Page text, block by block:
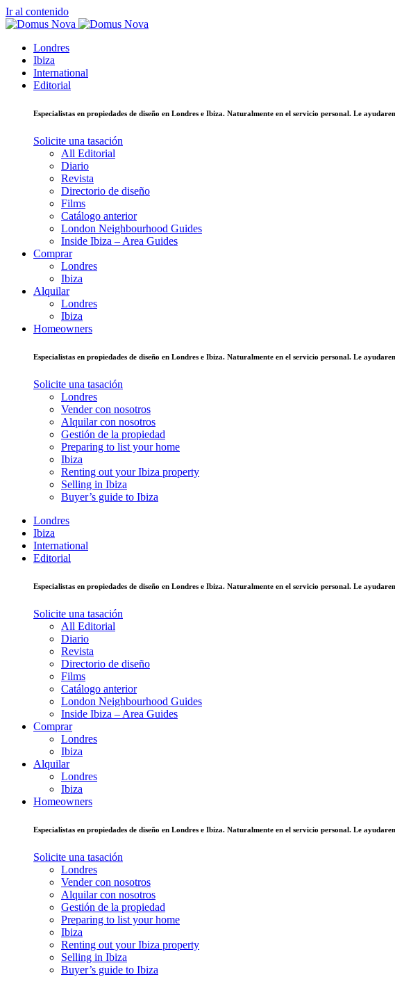
Ir al contenido
Londres
Ibiza
International
Editorial
Especialistas en propiedades de diseño en Londres e Ibiza. Naturalmente en el servicio personal. Le
Solicite una tasación
All Editorial
Diario
Revista
Directorio de diseño
Films
Catálogo anterior
London Neighbourhood Guides
Inside Ibiza – Area Guides
Comprar
Londres
Ibiza
Alquilar
Londres
Ibiza
Homeowners
Especialistas en propiedades de diseño en Londres e Ibiza. Naturalmente en el servicio personal. Le
Solicite una tasación
Londres
Vender con nosotros
Alquilar con nosotros
Gestión de la propiedad
Preparing to list your home
Ibiza
Renting out your Ibiza property
Selling in Ibiza
Buyer’s guide to Ibiza
Londres
Ibiza
International
Editorial
Especialistas en propiedades de diseño en Londres e Ibiza. Naturalmente en el servicio personal. Le
Solicite una tasación
All Editorial
Diario
Revista
Directorio de diseño
Films
Catálogo anterior
London Neighbourhood Guides
Inside Ibiza – Area Guides
Comprar
Londres
Ibiza
Alquilar
Londres
Ibiza
Homeowners
Especialistas en propiedades de diseño en Londres e Ibiza. Naturalmente en el servicio personal. Le
Solicite una tasación
Londres
Vender con nosotros
Alquilar con nosotros
Gestión de la propiedad
Preparing to list your home
Ibiza
Renting out your Ibiza property
Selling in Ibiza
Buyer’s guide to Ibiza